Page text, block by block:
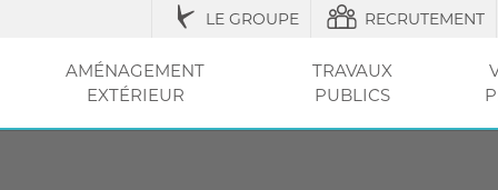
LE GROUPE RECRUTEMENT
AMÉNAGEMENT
EXTÉRIEUR
TRAVAUX
PUBLICS